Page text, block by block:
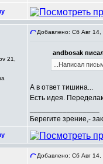
21,
Добавлено: Сб Авг
andbosak
...Написал
А в ответ тишина...
Есть идея.
Берегите зрение,-
Добавлено: Сб Авг